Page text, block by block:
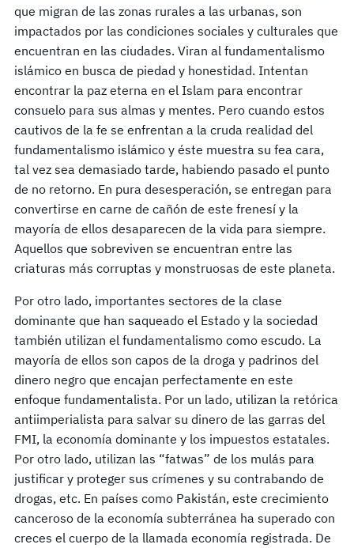
que migran de las zonas rurales a las urbanas, son
impactados por las condiciones sociales y culturales que
encuentran en las ciudades. Viran al fundamentalismo
islámico en busca de piedad y honestidad. Intentan
encontrar la paz eterna en el Islam para encontrar
consuelo para sus almas y mentes. Pero cuando estos
cautivos de la fe se enfrentan a la cruda realidad del
fundamentalismo islámico y éste muestra su fea cara,
tal vez sea demasiado tarde, habiendo pasado el punto
de no retorno. En pura desesperación, se entregan para
convertirse en carne de cañón de este frenesí y la
mayoría de ellos desaparecen de la vida para siempre.
Aquellos que sobreviven se encuentran entre las
criaturas más corruptas y monstruosas de este planeta.
Por otro lado, importantes sectores de la clase
dominante que han saqueado el Estado y la sociedad
también utilizan el fundamentalismo como escudo. La
mayoría de ellos son capos de la droga y padrinos del
dinero negro que encajan perfectamente en este
enfoque fundamentalista. Por un lado, utilizan la retórica
antiimperialista para salvar su dinero de las garras del
FMI, la economía dominante y los impuestos estatales.
Por otro lado, utilizan las “fatwas” de los mulás para
justificar y proteger sus crímenes y su contrabando de
drogas, etc. En países como Pakistán, este crecimiento
canceroso de la economía subterránea ha superado con
creces el cuerpo de la llamada economía registrada. De